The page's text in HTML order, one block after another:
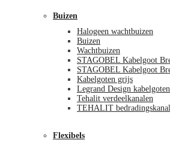
Buizen
Halogeen wachtbuizen
Buizen
Wachtbuizen
STAGOBEL Kabelgoot
STAGOBEL Kabelgoot
Kabelgoten grijs
Legrand Design kabelgoten
Tehalit verdeelkanalen
TEHALIT
Flexibels